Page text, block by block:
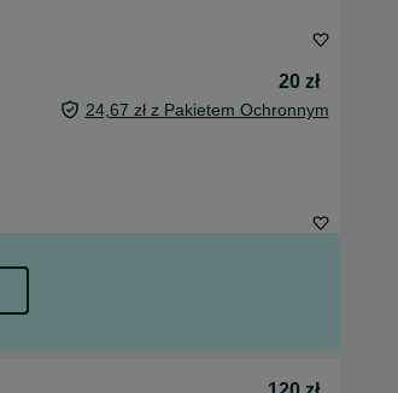
20 zł
24,67 zł z Pakietem Ochronnym